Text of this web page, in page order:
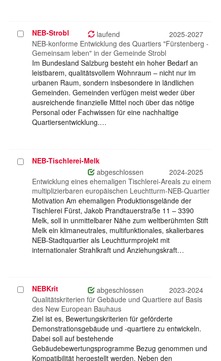
Projekt
auswählen
NEB-Strobl laufend
2025-2027
NEB-konforme Entwicklung des Quartiers "Fürstenberg -
Gemeinsam leben" in der Gemeinde Strobl
Im Bundesland Salzburg besteht ein hoher Bedarf an
leistbarem, qualitätsvollem Wohnraum – nicht nur im
urbanen Raum, sondern insbesondere in ländlichen
Gemeinden. Gemeinden verfügen meist weder über
ausreichende finanzielle Mittel noch über das nötige
Personal oder Fachwissen für eine nachhaltige
Quartiersentwicklung.…
ProjektNEB-Tischlerei-Melk
abgeschlossen
2024-2025
Entwicklung eines ehemaligen Tischlerei-Areals zu einem
multiplizierbaren europäischen Leuchtturm-NEB-Quartier
Motivation Am ehemaligen Produktionsgelände der
Tischlerei Fürst, Jakob Prandtauerstraße 11 – 3390
Melk, soll in unmittelbarer Nähe zum weltberühmten Stift
Melk ein klimaneutrales, multifunktionales, skalierbares
NEB-Stadtquartier als Leuchtturmprojekt mit
internationaler Strahlkraft und Anziehungskraft…
Projekt
auswählen
NEBKrit abgeschlossen
2023-2024
Qualitätskriterien für Gebäude und Quartiere auf Basis
des New European Bauhaus
Ziel ist es, Bewertungskriterien für geförderte
Demonstrationsgebäude und -quartiere zu entwickeln.
Dabei soll auf bestehende
Gebäudebewertungsprogramme Bezug genommen und
Kompatibilität hergestellt werden. Neben den